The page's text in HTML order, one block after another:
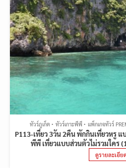
ทัวร์ภูเก็ต ทัวร์เกาะพีพี แพ็กเกจทัวร์
P113-เที่ยว 3วัน 2คืน พักกินเที่ยวหรู แ
พีพี เที่ยวแบบส่วนตัวไม่รวมใคร
ดูรายละเอีย